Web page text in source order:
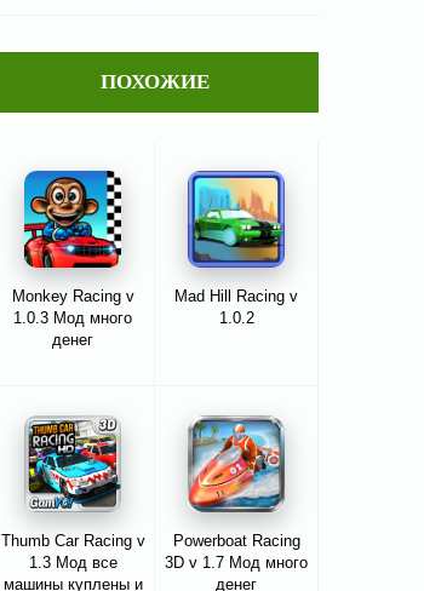
ПОХОЖИЕ
Monkey Racing v
1.0.3 Мод много
денег
Mad Hill Racing v
1.0.2
Thumb Car Racing v
1.3 Мод все
машины куплены и
Powerboat Racing
3D v 1.7 Мод много
денег